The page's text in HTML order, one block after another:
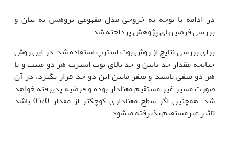
در ادامه با توجه به خروجی مدل مفهومی پژوهش به بیان و
بررسی فرضیه­­های پژوهش پرداخته شد.
برای بررسی نتایج از روش بوت استرپ استفاده شد. در این روش
چنانچه مقدار حد پایین و حد بالای بوت استرپ هر دو مثبت و یا
هر دو منفی باشند و صفر مابین این دو حد قرار نگیرد، در آن
صورت مسیر غیر مستقیم معنادار بوده و فرضیه پذیرفته خواهد
شد. همچنین اگر سطح معناداری کوچکتر از مقدار 05/0 باشد
تاثیر غیرمستقیم پذیرفته می­شود.